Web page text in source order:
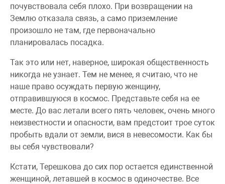
почувствовала себя плохо. При возвращении на
Землю отказала связь, а само приземление
произошло не там, где первоначально
планировалась посадка.
Так это или нет, наверное, широкая общественность
никогда не узнает. Тем не менее, я считаю, что не
наше право осуждать первую женщину,
отправившуюся в космос. Представьте себя на ее
месте. До вас летали всего пять человек, очень много
неизвестности и опасности, вам предстоит трое суток
пробыть вдали от земли, вися в невесомости. Как бы
вы себя чувствовали?
Кстати, Терешкова до сих пор остается единственной
женщиной, летавшей в космос в одиночестве. Все